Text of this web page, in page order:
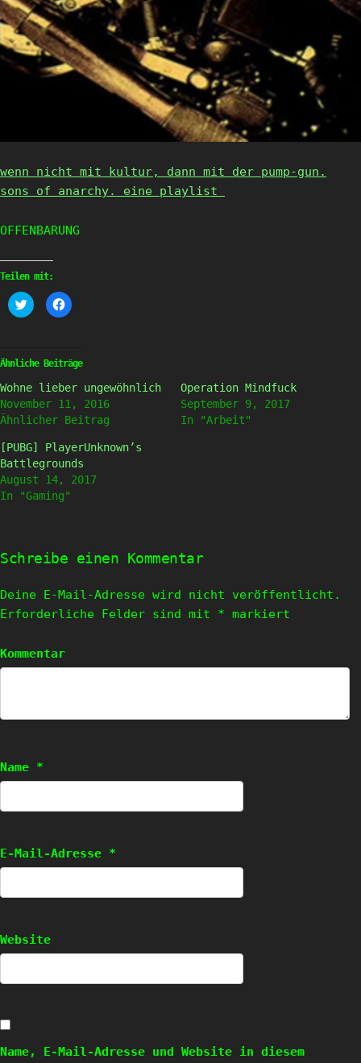
wenn nicht mit kultur, dann mit der pump-gun.
sons of anarchy. eine playlist
OFFENBARUNG
Teilen mit:
Klick,
um
(Wird
in
Fenster
geöffnet)
Klick,
um
(Wird
in
Fenster
geöffnet)
Ähnliche Beiträge
Wohne lieber ungewöhnlich
November 11, 2016
Ähnlicher Beitrag
Operation Mindfuck
September 9, 2017
In "Arbeit"
[PUBG] PlayerUnknown’s
Battlegrounds
August 14, 2017
In "Gaming"
Schreibe einen Kommentar
Deine E-Mail-Adresse wird nicht veröffentlicht.
Erforderliche Felder sind mit * markiert
Kommentar
Name *
E-Mail-Adresse *
Website
Name, E-Mail-Adresse und Website in diesem